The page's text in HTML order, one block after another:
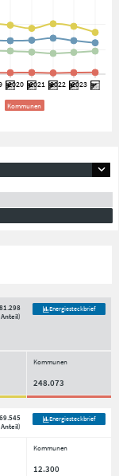
Kommunen
)
Energiesteckbrief
Kommunen
248.073
)
Energiesteckbrief
Kommunen
12.300